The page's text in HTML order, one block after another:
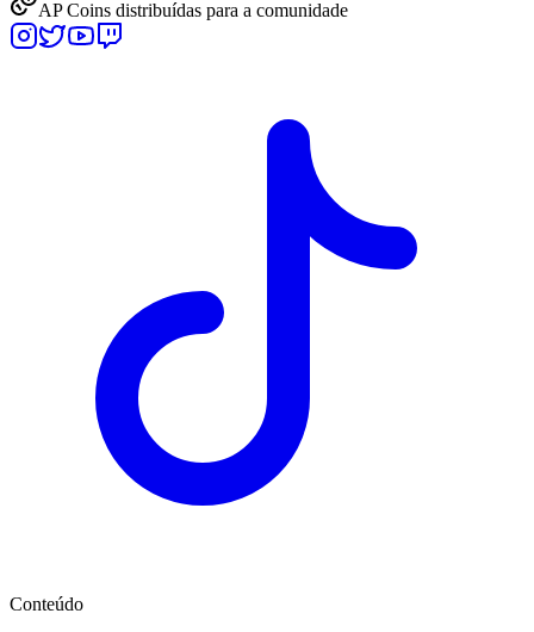
AP Coins distribuídas para a comunidade
Conteúdo